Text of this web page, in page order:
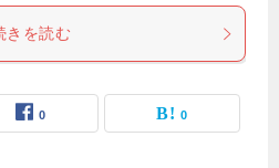
きを読む
0 0